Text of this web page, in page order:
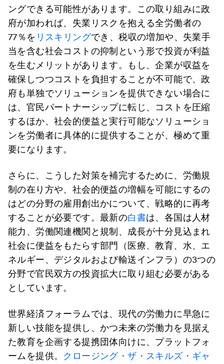
ングできる可能性があります。この取り組みに政
府が加われば、失業リスクを抱える全労働者の
77％を リスキリングでき、税収の増加や、失業手
当を含む社会コストの抑制という形で投資が利益
を生むメリットがあります。もし、企業が収益を
確保しつつコストを負担することが不可能で、政
府も単独でソリューションを提供できない場合に
は、官民パートナーシップに転じ、コストを圧縮
するほか、社会的便益と実行可能なソリューショ
ンを労働者に具体的に提供することが、極めて重
要になります。
さらに、こうした対策を補完するために、労働規
制の在り方や、社会的便益の増幅を可能にするの
はどの分野の雇用創出かについて、戦略的に再考
することが必要です。最新の白書は、各国は人材
能力、労働関連機関と規制、成長が十分見込まれ
社会に便益をもたらす部門（医療、教育、水、エ
ネルギー、デジタルおよび輸送インフラ）の3つの
分野で官民双方の投資拡大に取り組む必要がある
としています。
世界経済フォーラムでは、現代の労働力に早急に
新しい技能を提供し、かつ未来の労働力を見据え
た教育を企画する提携団体向けに、プラットフォ
ームを提供。 クロージング・ザ・スキルズ・ギャ